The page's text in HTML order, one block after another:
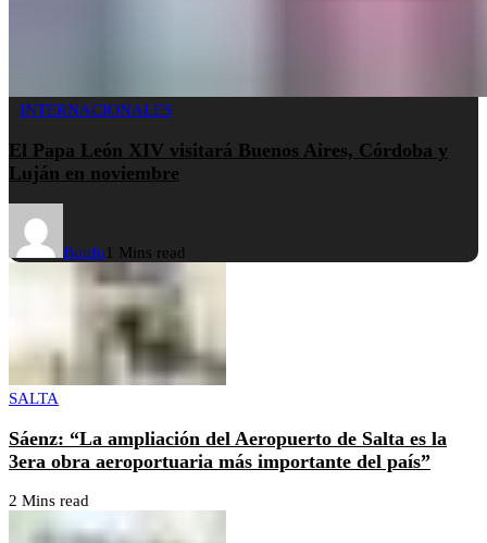
INTERNACIONALES
El Papa León XIV visitará Buenos Aires, Córdoba y
Luján en noviembre
Buufo 1 Mins read
SALTA
Sáenz: “La ampliación del Aeropuerto de Salta es la
3era obra aeroportuaria más importante del país”
2 Mins read